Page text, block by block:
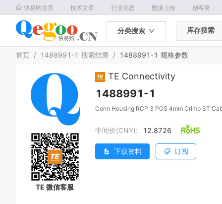
快易购首页 技术文库 行业动态 数据上传 创客窝
分类搜索 库存搜索
首页 / 1488991-1 搜索结果 / 1488991-1 规格参数
TE 微信客服
TE Connectivity
1488991-1
Conn Housing RCP 3 POS 4mm Crimp ST
中间价(CNY): 12.8726
下载资料 订阅